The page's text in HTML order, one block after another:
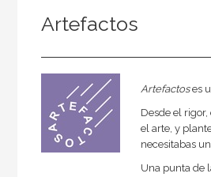
Artefactos
Artefactoses
Desde el
el arte, y
necesitabas
Una punta de